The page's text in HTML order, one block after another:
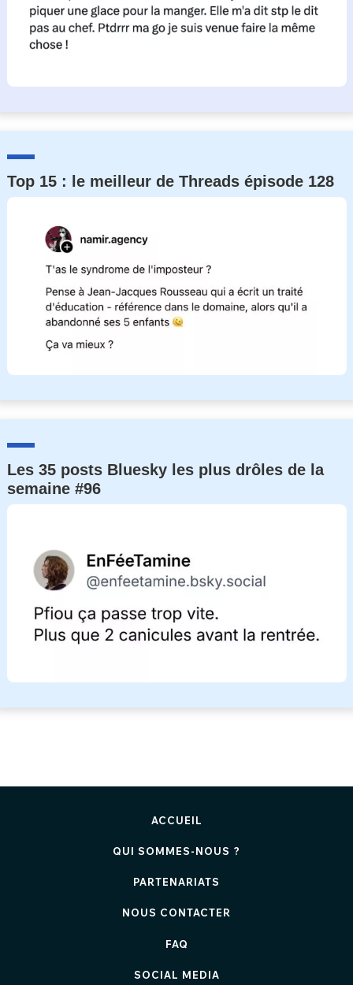
Top 15 : le meilleur de Threads épisode 128
Les 35 posts Bluesky les plus drôles de la
semaine #96
ACCUEIL
QUI SOMMES-NOUS ?
PARTENARIATS
NOUS CONTACTER
FAQ
SOCIAL MEDIA